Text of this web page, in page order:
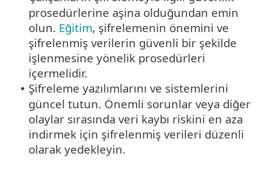
prosedürlerine aşina olduğundan emin
olun. Eğitim, şifrelemenin önemini ve
şifrelenmiş verilerin güvenli bir şekilde
işlenmesine yönelik prosedürleri
içermelidir.
• Şifreleme yazılımlarını ve sistemlerini
güncel tutun. Önemli sorunlar veya diğer
olaylar sırasında veri kaybı riskini en aza
indirmek için şifrelenmiş verileri düzenli
olarak yedekleyin.